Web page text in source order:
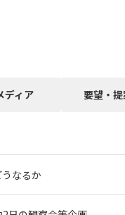
ディア 要望・
なるか